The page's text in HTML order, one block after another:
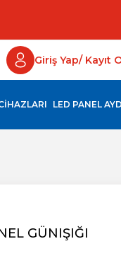
Giriş Yap/ Kayıt
LED PANEL
GÜNIŞIĞI